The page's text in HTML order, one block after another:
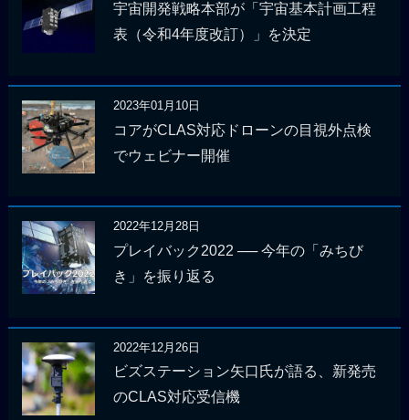
宇宙開発戦略本部が「宇宙基本計画工程
表（令和4年度改訂）」を決定
2023年01月10日
コアがCLAS対応ドローンの目視外点検
でウェビナー開催
2022年12月28日
プレイバック2022 ── 今年の「みちび
き」を振り返る
2022年12月26日
ビズステーション矢口氏が語る、新発売
のCLAS対応受信機